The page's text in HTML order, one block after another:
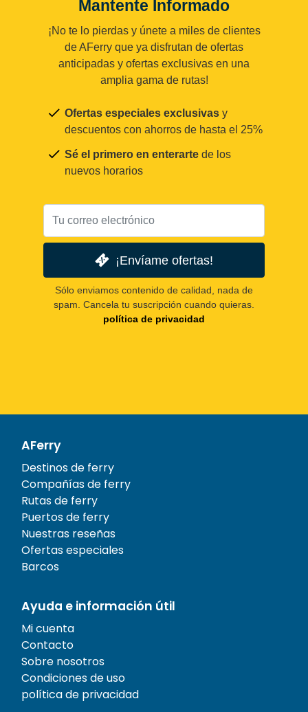
Mantente Informado
¡No te lo pierdas y únete a miles de clientes
de AFerry que ya disfrutan de ofertas
anticipadas y ofertas exclusivas en una
amplia gama de rutas!
Ofertas especiales exclusivas y
descuentos con ahorros de hasta el 25%
Sé el primero en enterarte de los
nuevos horarios
¡Envíame ofertas!
Sólo enviamos contenido de calidad, nada de
spam. Cancela tu suscripción cuando quieras.
política de privacidad
AFerry
Destinos de ferry
Compañías de ferry
Rutas de ferry
Puertos de ferry
Nuestras reseñas
Ofertas especiales
Barcos
Ayuda e información útil
Mi cuenta
Contacto
Sobre nosotros
Condiciones de uso
política de privacidad